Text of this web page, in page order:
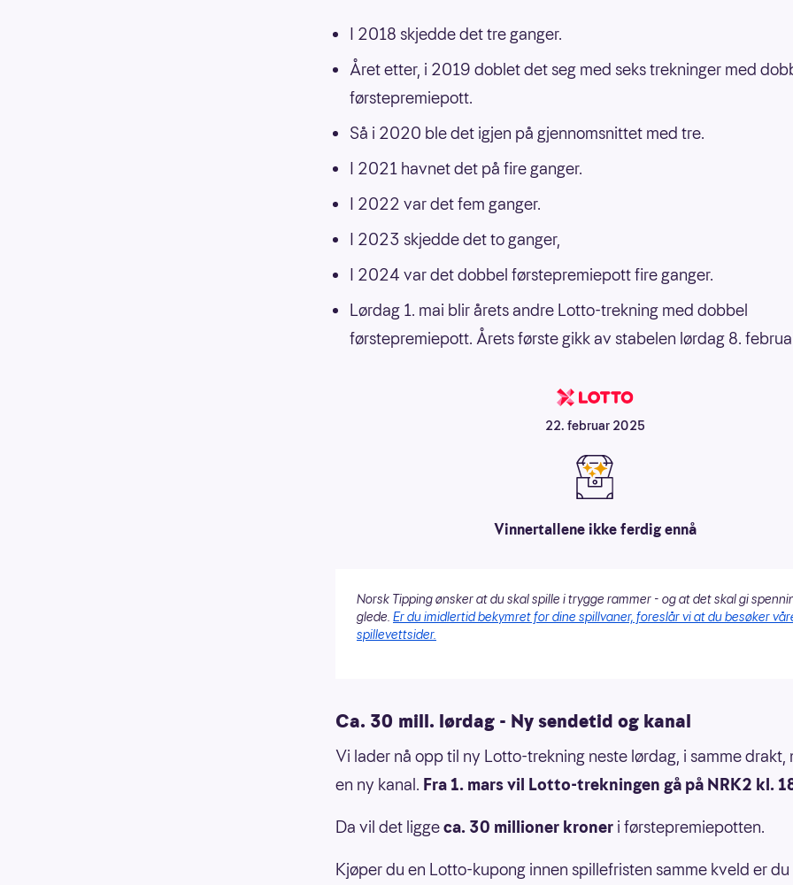
I 2018 skjedde det tre ganger.
Året etter, i 2019 doblet det seg med seks trekninger med
førstepremiepott.
Så i 2020 ble det igjen på gjennomsnittet med tre.
I 2021 havnet det på fire ganger.
I 2022 var det fem ganger.
I 2023 skjedde det to ganger,
I 2024 var det dobbel førstepremiepott fire ganger.
Lørdag 1. mai blir årets andre Lotto-trekning med dobbel
førstepremiepott. Årets første gikk av stabelen lørdag 8.
22. februar 2025
Vinnertallene ikke ferdig ennå
Norsk Tipping ønsker at du skal spille i trygge rammer - og at det skal gi
glede. Er du imidlertid bekymret for dine spillvaner, foreslår vi at du besøker
spillevettsider.
Ca. 30 mill. lørdag - Ny sendetid og kanal
Vi lader nå opp til ny Lotto-trekning neste lørdag, i samme drakt,
en ny kanal. Fra 1. mars vil Lotto-trekningen gå på NRK2 kl.
Da vil det liggeca. 30 millioner kroner i førstepremiepotten.
Kjøper du en Lotto-kupong innen spillefristen samme kveld er